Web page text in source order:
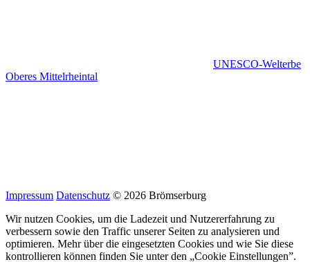
UNESCO-Welterbe
Oberes Mittelrheintal
Impressum Datenschutz © 2026 Brömserburg
Wir nutzen Cookies, um die Ladezeit und Nutzererfahrung zu
verbessern sowie den Traffic unserer Seiten zu analysieren und
optimieren. Mehr über die eingesetzten Cookies und wie Sie diese
kontrollieren können finden Sie unter den „Cookie Einstellungen”.